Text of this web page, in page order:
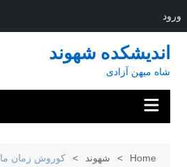
ورود
content
اندیشکده شهوند
شاه میهن آزادی
Home شهوند کوروش زمان ما